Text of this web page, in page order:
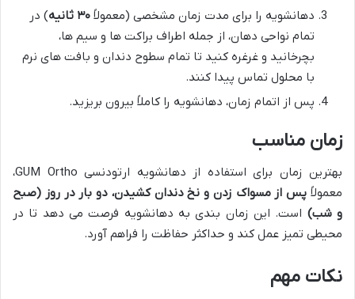
دهانشویه را برای مدت زمان مشخصی (معمولاً ۳۰ ثانیه
) در
تمام نواحی دهان، از جمله اطراف براکت ها و سیم ها،
بچرخانید و غرغره کنید تا تمام سطوح دندان و بافت های نرم
با محلول تماس پیدا کنند.
پس از اتمام زمان، دهانشویه را کاملاً بیرون بریزید.
زمان مناسب
بهترین زمان برای استفاده از دهانشویه ارتودنسی GUM Ortho،
معمولاً پس از مسواک زدن و نخ دندان کشیدن، دو بار در روز (صبح
و شب) است. این زمان بندی به دهانشویه فرصت می دهد تا در
محیطی تمیز عمل کند و حداکثر حفاظت را فراهم آورد.
نکات مهم